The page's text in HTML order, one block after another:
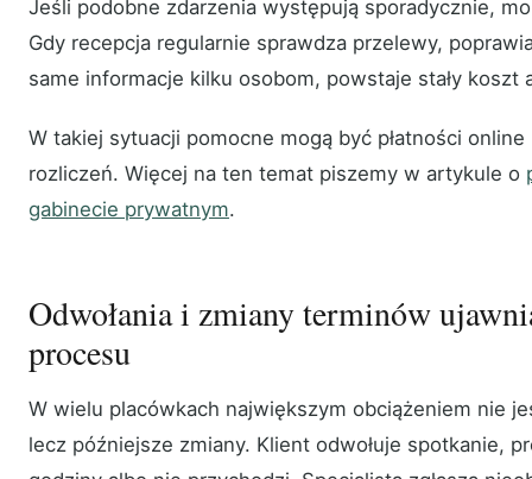
Jeśli podobne zdarzenia występują sporadycznie,
Gdy recepcja regularnie sprawdza przelewy,
same informacje kilku osobom, powstaje stały koszt
W takiej sytuacji pomocne mogą być płatności
rozliczeń. Więcej na ten temat piszemy w artykule o
gabinecie prywatnym.
Odwołania i zmiany terminów
procesu
W wielu placówkach największym obciążeniem nie
lecz późniejsze zmiany. Klient odwołuje spotkanie,